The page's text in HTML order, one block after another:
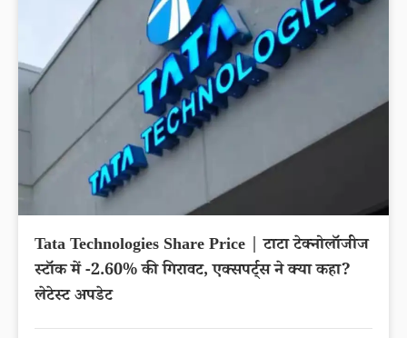
Tata Technologies Share Price | टाटा टेक्नोलॉजीज
स्टॉक में -2.60% की गिरावट, एक्सपर्ट्स ने क्या कहा?
लेटेस्ट अपडेट